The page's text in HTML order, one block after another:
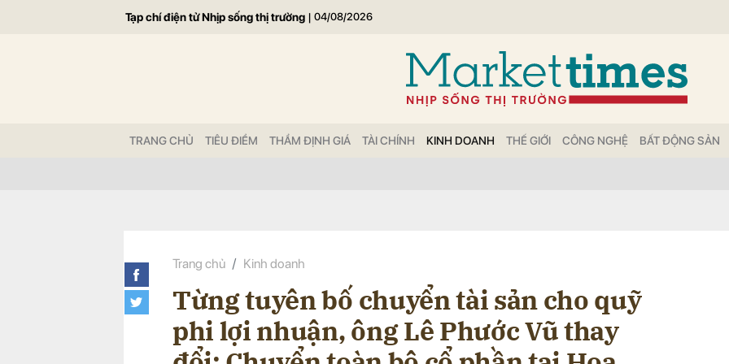
Tạp chí điện tử Nhịp sống thị trường | 04/08/2026
TRANG CHỦ TIÊU ĐIỂM THẨM ĐỊNH GIÁ TÀI CHÍNH KINH DOANH THẾ GIỚI CÔNG NGHỆ BẤT ĐỘNG SẢN
Trang chủ Kinh doanh
Từng tuyên bố chuyển tài sản cho quỹ
phi lợi nhuận, ông Lê Phước Vũ thay
Gửi bình luận